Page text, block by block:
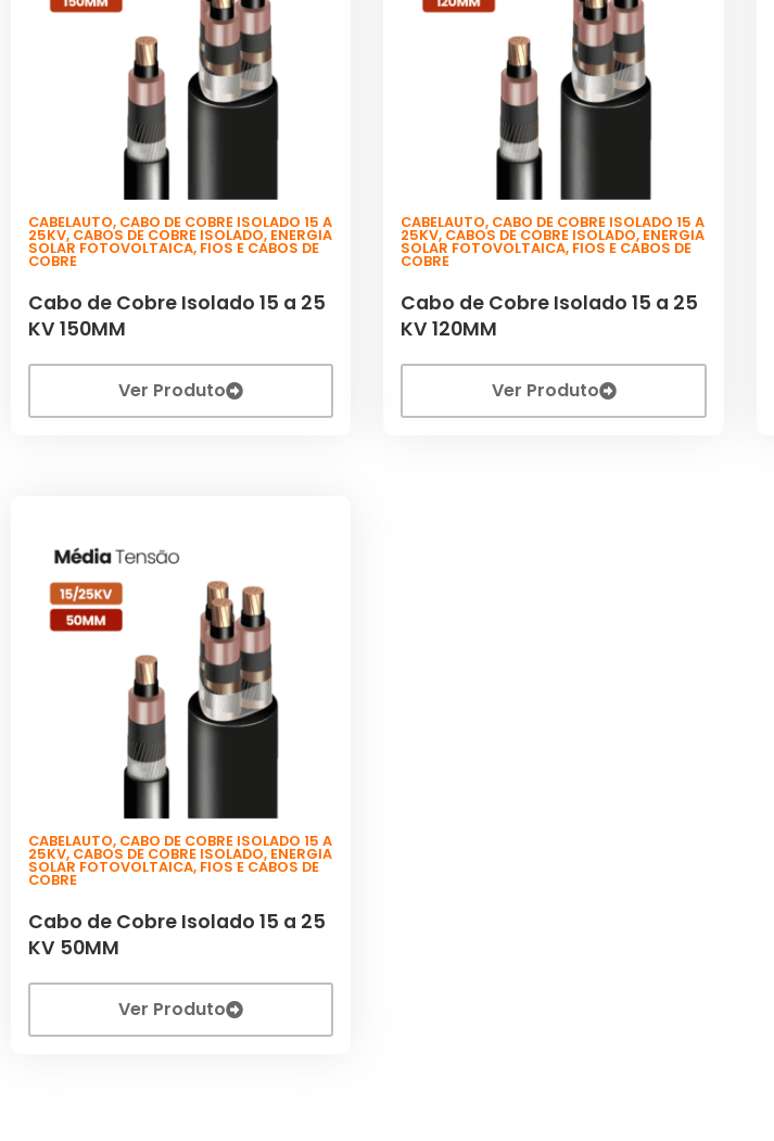
CABELAUTO, CABO DE COBRE ISOLADO 15 A
25KV, CABOS DE COBRE ISOLADO, ENERGIA
SOLAR FOTOVOLTAICA, FIOS E CABOS DE
COBRE
Cabo de Cobre Isolado 15 a 25
KV 150MM
Ver Produto
CABELAUTO, CABO DE COBRE ISOLADO 15 A
25KV, CABOS DE COBRE ISOLADO, ENERGIA
SOLAR FOTOVOLTAICA, FIOS E CABOS DE
COBRE
Cabo de Cobre Isolado 15 a 25
KV 120MM
Ver Produto
CABELAUTO, CABO DE COBRE ISOLADO 15 A
25KV, CABOS DE COBRE ISOLADO, ENERGIA
SOLAR FOTOVOLTAICA, FIOS E CABOS DE
COBRE
Cabo de Cobre Isolado 15 a 25
KV 50MM
Ver Produto